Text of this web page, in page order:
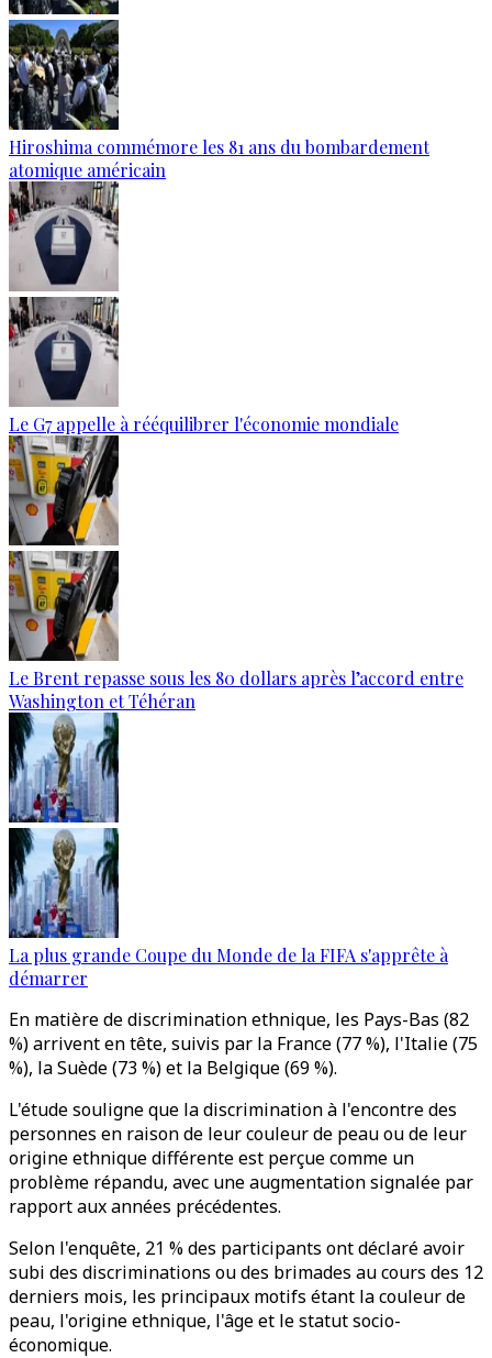
Hiroshima commémore les 81 ans du bombardement
atomique américain
Le G7 appelle à rééquilibrer l'économie mondiale
Le Brent repasse sous les 80 dollars après l’accord entre
Washington et Téhéran
La plus grande Coupe du Monde de la FIFA s'apprête à
démarrer
En matière de discrimination ethnique, les Pays-Bas (82
%) arrivent en tête, suivis par la France (77 %), l'Italie (75
%), la Suède (73 %) et la Belgique (69 %).
L'étude souligne que la discrimination à l'encontre des
personnes en raison de leur couleur de peau ou de leur
origine ethnique différente est perçue comme un
problème répandu, avec une augmentation signalée par
rapport aux années précédentes.
Selon l'enquête, 21 % des participants ont déclaré avoir
subi des discriminations ou des brimades au cours des 12
derniers mois, les principaux motifs étant la couleur de
peau, l'origine ethnique, l'âge et le statut socio-
économique.